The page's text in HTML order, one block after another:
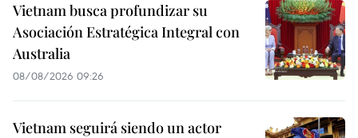
Vietnam busca profundizar su
Asociación Estratégica Integral con
Australia
08/08/2026 09:26
Vietnam seguirá siendo un actor